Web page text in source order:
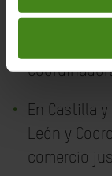
en Jerez.
En
En Castilla
León y
comercio